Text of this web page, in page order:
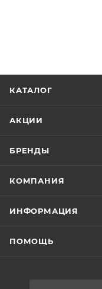
КАТАЛОГ
АКЦИИ
БРЕНДЫ
КОМПАНИЯ
ИНФОРМАЦИЯ
ПОМОЩЬ